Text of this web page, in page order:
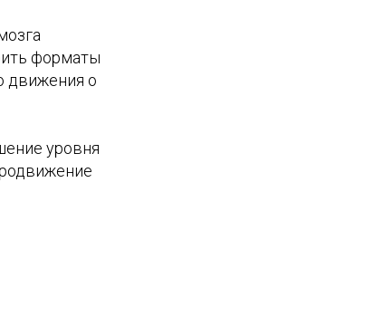
форматы
движения о
уровня